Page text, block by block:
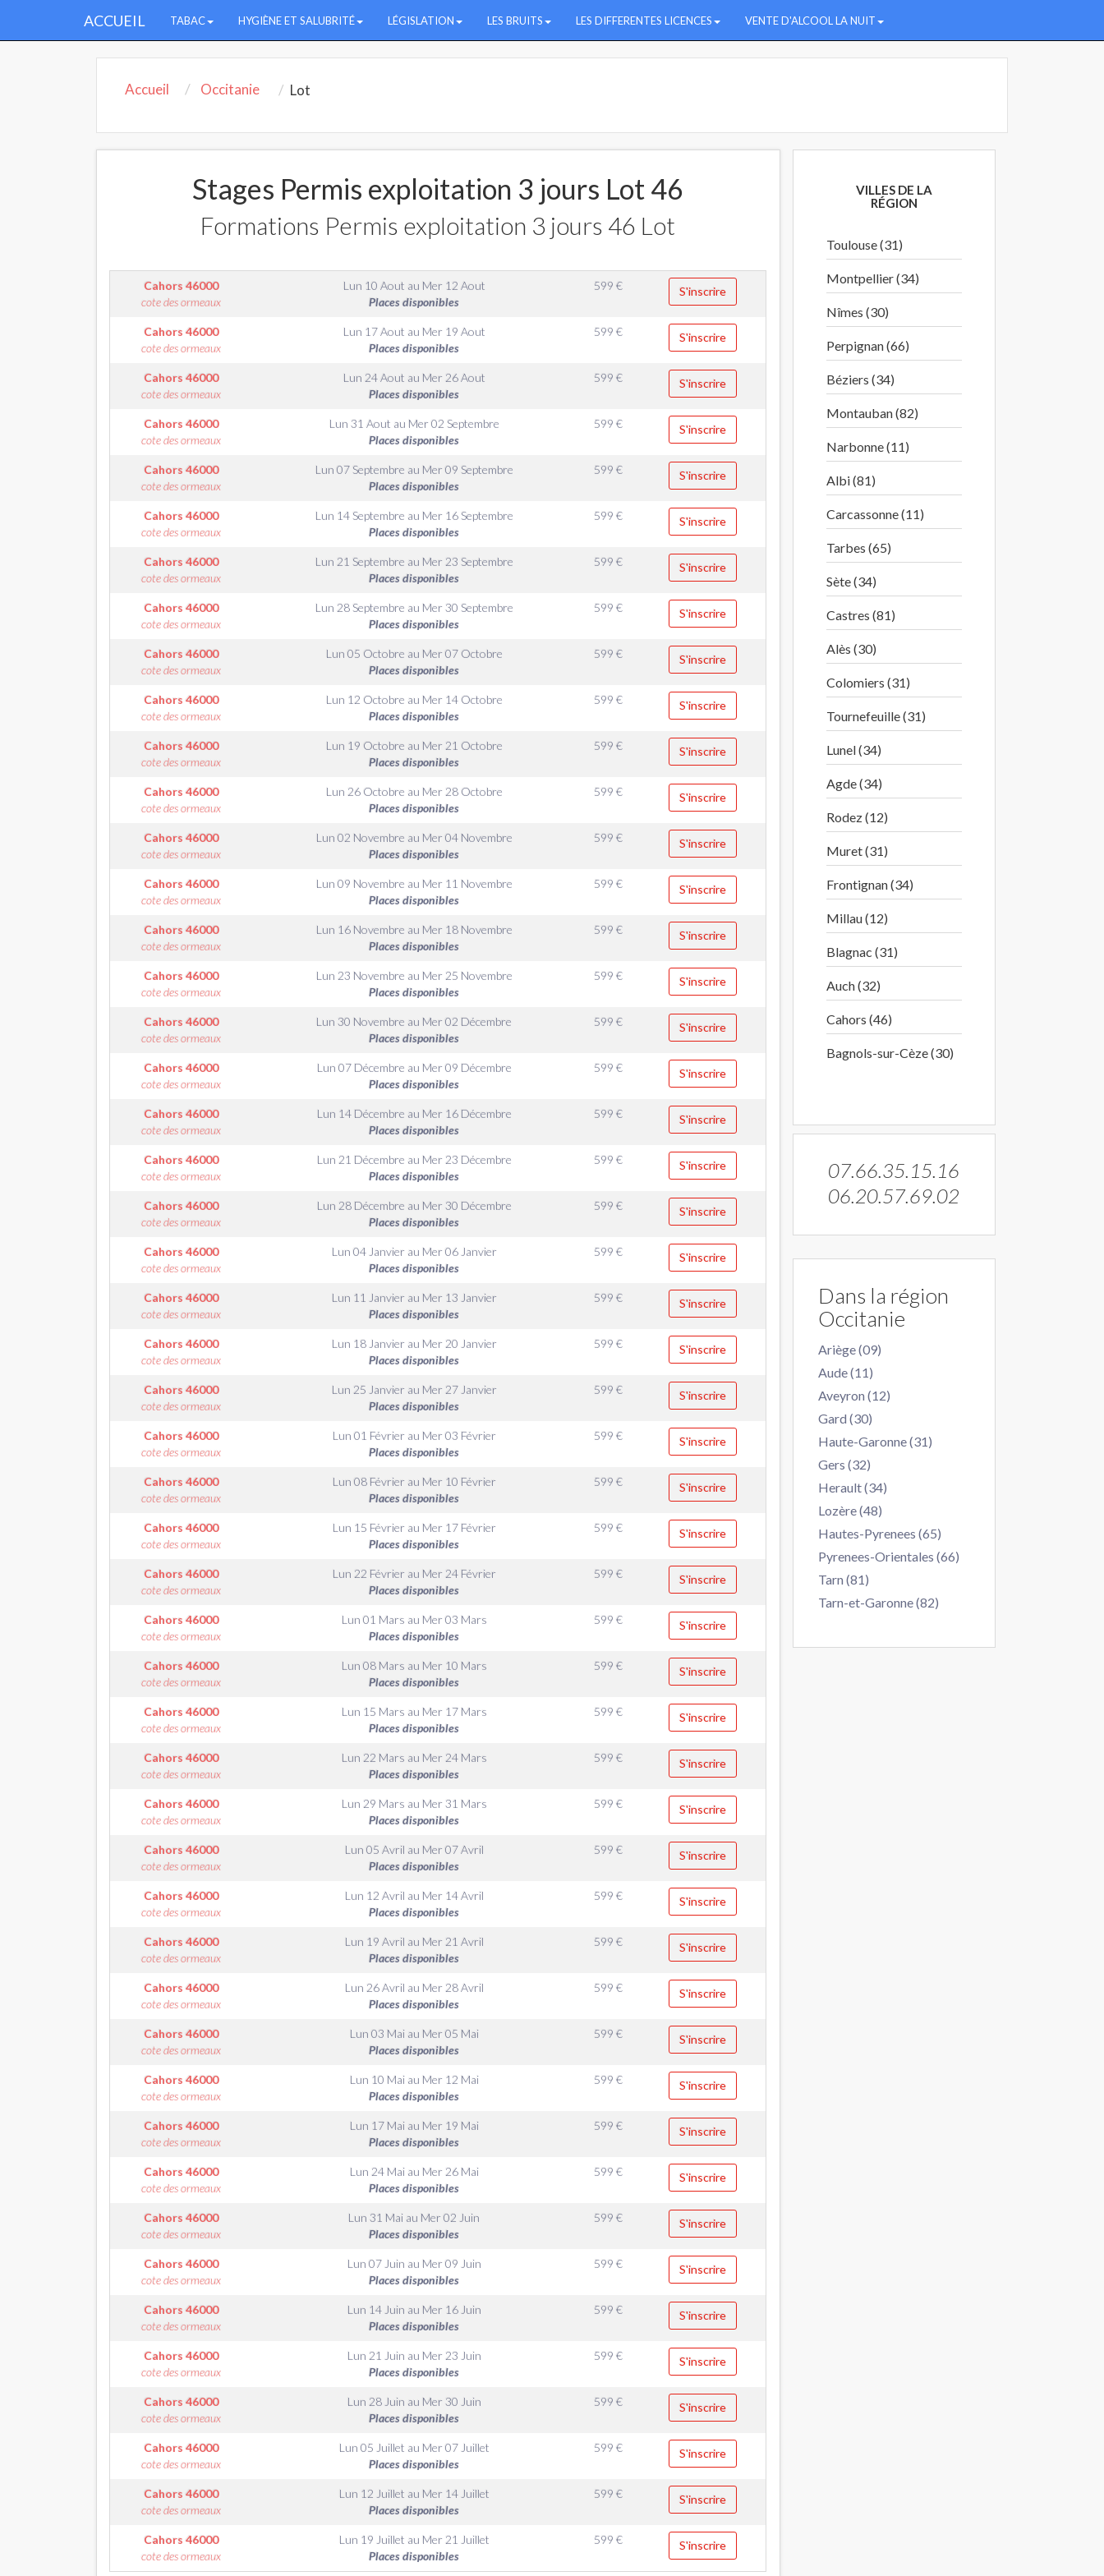
ACCUEIL TABAC HYGIÈNE ET SALUBRITÉ LÉGISLATION LES BRUITS LES DIFFERENTES LICENCES VENTE D'ALCOOL LA NUIT
Accueil Occitanie Lot
Stages Permis exploitation 3 jours Lot 46
Formations Permis exploitation 3 jours 46 Lot
Cahors46000
cote des ormeaux
Lun 10 Aout au Mer 12 Aout
Places disponibles
599 € S'inscrire
Cahors46000
cote des ormeaux
Lun 17 Aout au Mer 19 Aout
Places disponibles
599 € S'inscrire
Cahors46000
cote des ormeaux
Lun 24 Aout au Mer 26 Aout
Places disponibles
599 € S'inscrire
Cahors46000
cote des ormeaux
Lun 31 Aout au Mer 02 Septembre
Places disponibles
599 € S'inscrire
Cahors46000
cote des ormeaux
Lun 07 Septembre au Mer 09 Septembre
Places disponibles
599 € S'inscrire
Cahors46000
cote des ormeaux
Lun 14 Septembre au Mer 16 Septembre
Places disponibles
599 € S'inscrire
Cahors46000
cote des ormeaux
Lun 21 Septembre au Mer 23 Septembre
Places disponibles
599 € S'inscrire
Cahors46000
cote des ormeaux
Lun 28 Septembre au Mer 30 Septembre
Places disponibles
599 € S'inscrire
Cahors46000
cote des ormeaux
Lun 05 Octobre au Mer 07 Octobre
Places disponibles
599 € S'inscrire
Cahors46000
cote des ormeaux
Lun 12 Octobre au Mer 14 Octobre
Places disponibles
599 € S'inscrire
Cahors46000
cote des ormeaux
Lun 19 Octobre au Mer 21 Octobre
Places disponibles
599 € S'inscrire
Cahors46000
cote des ormeaux
Lun 26 Octobre au Mer 28 Octobre
Places disponibles
599 € S'inscrire
Cahors46000
cote des ormeaux
Lun 02 Novembre au Mer 04 Novembre
Places disponibles
599 € S'inscrire
Cahors46000
cote des ormeaux
Lun 09 Novembre au Mer 11 Novembre
Places disponibles
599 € S'inscrire
Cahors46000
cote des ormeaux
Lun 16 Novembre au Mer 18 Novembre
Places disponibles
599 € S'inscrire
Cahors46000
cote des ormeaux
Lun 23 Novembre au Mer 25 Novembre
Places disponibles
599 € S'inscrire
Cahors46000
cote des ormeaux
Lun 30 Novembre au Mer 02 Décembre
Places disponibles
599 € S'inscrire
Cahors46000
cote des ormeaux
Lun 07 Décembre au Mer 09 Décembre
Places disponibles
599 € S'inscrire
Cahors46000
cote des ormeaux
Lun 14 Décembre au Mer 16 Décembre
Places disponibles
599 € S'inscrire
Cahors46000
cote des ormeaux
Lun 21 Décembre au Mer 23 Décembre
Places disponibles
599 € S'inscrire
Cahors46000
cote des ormeaux
Lun 28 Décembre au Mer 30 Décembre
Places disponibles
599 € S'inscrire
Cahors46000
cote des ormeaux
Lun 04 Janvier au Mer 06 Janvier
Places disponibles
599 € S'inscrire
Cahors46000
cote des ormeaux
Lun 11 Janvier au Mer 13 Janvier
Places disponibles
599 € S'inscrire
Cahors46000
cote des ormeaux
Lun 18 Janvier au Mer 20 Janvier
Places disponibles
599 € S'inscrire
Cahors46000
cote des ormeaux
Lun 25 Janvier au Mer 27 Janvier
Places disponibles
599 € S'inscrire
Cahors46000
cote des ormeaux
Lun 01 Février au Mer 03 Février
Places disponibles
599 € S'inscrire
Cahors46000
cote des ormeaux
Lun 08 Février au Mer 10 Février
Places disponibles
599 € S'inscrire
Cahors46000
cote des ormeaux
Lun 15 Février au Mer 17 Février
Places disponibles
599 € S'inscrire
Cahors46000
cote des ormeaux
Lun 22 Février au Mer 24 Février
Places disponibles
599 € S'inscrire
Cahors46000
cote des ormeaux
Lun 01 Mars au Mer 03 Mars
Places disponibles
599 € S'inscrire
Cahors46000
cote des ormeaux
Lun 08 Mars au Mer 10 Mars
Places disponibles
599 € S'inscrire
Cahors46000
cote des ormeaux
Lun 15 Mars au Mer 17 Mars
Places disponibles
599 € S'inscrire
Cahors46000
cote des ormeaux
Lun 22 Mars au Mer 24 Mars
Places disponibles
599 € S'inscrire
Cahors46000
cote des ormeaux
Lun 29 Mars au Mer 31 Mars
Places disponibles
599 € S'inscrire
Cahors46000
cote des ormeaux
Lun 05 Avril au Mer 07 Avril
Places disponibles
599 € S'inscrire
Cahors46000
cote des ormeaux
Lun 12 Avril au Mer 14 Avril
Places disponibles
599 € S'inscrire
Cahors46000
cote des ormeaux
Lun 19 Avril au Mer 21 Avril
Places disponibles
599 € S'inscrire
Cahors46000
cote des ormeaux
Lun 26 Avril au Mer 28 Avril
Places disponibles
599 € S'inscrire
Cahors46000
cote des ormeaux
Lun 03 Maiau Mer 05 Mai
Places disponibles
599 € S'inscrire
Cahors46000
cote des ormeaux
Lun 10 Maiau Mer 12 Mai
Places disponibles
599 € S'inscrire
Cahors46000
cote des ormeaux
Lun 17 Maiau Mer 19 Mai
Places disponibles
599 € S'inscrire
Cahors46000
cote des ormeaux
Lun 24 Maiau Mer 26 Mai
Places disponibles
599 € S'inscrire
Cahors46000
cote des ormeaux
Lun 31 Mai au Mer 02 Juin
Places disponibles
599 € S'inscrire
Cahors46000
cote des ormeaux
Lun 07 Juin au Mer 09 Juin
Places disponibles
599 € S'inscrire
Cahors46000
cote des ormeaux
Lun 14 Juin au Mer 16 Juin
Places disponibles
599 € S'inscrire
Cahors46000
cote des ormeaux
Lun 21 Juin au Mer 23 Juin
Places disponibles
599 € S'inscrire
Cahors46000
cote des ormeaux
Lun 28 Juin au Mer 30 Juin
Places disponibles
599 € S'inscrire
Cahors46000
cote des ormeaux
Lun 05 Juillet au Mer 07 Juillet
Places disponibles
599 € S'inscrire
Cahors46000
cote des ormeaux
Lun 12 Juillet au Mer 14 Juillet
Places disponibles
599 € S'inscrire
Cahors46000
cote des ormeaux
Lun 19 Juillet au Mer 21 Juillet
Places disponibles
599 € S'inscrire
VILLES DE LA
RÉGION
Toulouse (31)
Montpellier (34)
Nîmes (30)
Perpignan (66)
Béziers (34)
Montauban (82)
Narbonne (11)
Albi (81)
Carcassonne (11)
Tarbes (65)
Sète (34)
Castres (81)
Alès (30)
Colomiers (31)
Tournefeuille (31)
Lunel (34)
Agde (34)
Rodez (12)
Muret (31)
Frontignan (34)
Millau (12)
Blagnac (31)
Auch (32)
Cahors (46)
Bagnols-sur-Cèze (30)
07.66.35.15.16
06.20.57.69.02
Dans la région
Occitanie
Ariège (09)
Aude (11)
Aveyron (12)
Gard (30)
Haute-Garonne (31)
Gers (32)
Herault (34)
Lozère (48)
Hautes-Pyrenees (65)
Pyrenees-Orientales (66)
Tarn (81)
Tarn-et-Garonne (82)